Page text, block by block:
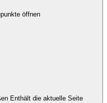
öffnen
Enthält die aktuelle Seite